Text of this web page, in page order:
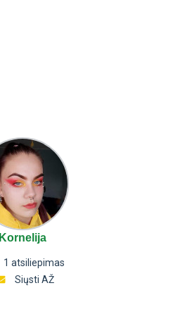
Kornelija
1 atsiliepimas
Siųsti AŽ